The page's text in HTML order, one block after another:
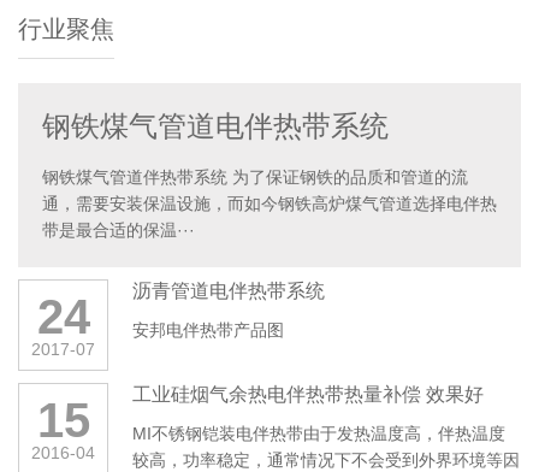
行业聚焦
钢铁煤气管道电伴热带系统
钢铁煤气管道伴热带系统 为了保证钢铁的品质和管道的流
通，需要安装保温设施，而如今钢铁高炉煤气管道选择电伴热
带是最合适的保温···
24
2017-07
沥青管道电伴热带系统
安邦电伴热带产品图
15
2016-04
工业硅烟气余热电伴热带热量补偿 效果好
MI不锈钢铠装电伴热带由于发热温度高，伴热温度
较高，功率稳定，通常情况下不会受到外界环境等因